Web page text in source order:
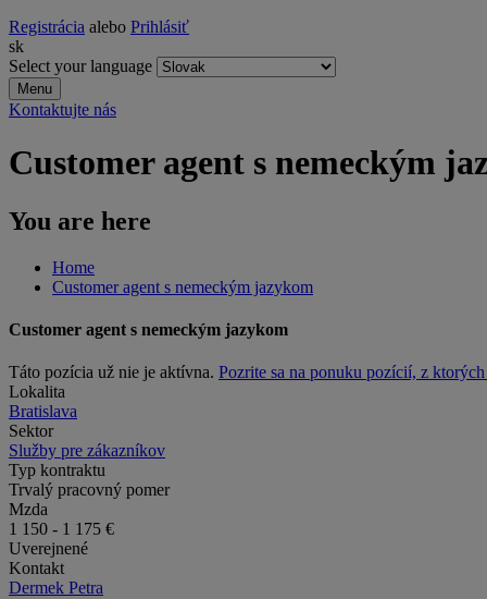
Registrácia alebo Prihlásiť
sk
Select your language
Menu
Kontaktujte nás
Customer agent s nemeckým
You are here
Home
Customer agent s nemeckým jazykom
Customer agent s nemeckým jazykom
Táto pozícia už nie je aktívna. Pozrite sa na ponuku pozícií, z
Lokalita
Bratislava
Sektor
Služby pre zákazníkov
Typ kontraktu
Trvalý pracovný pomer
Mzda
1 150 - 1 175 €
Uverejnené
Kontakt
Dermek Petra